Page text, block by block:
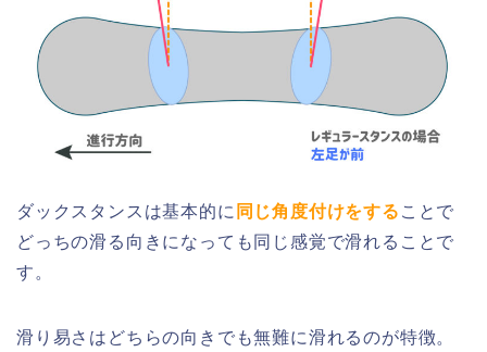
ダックスタンスは基本的に 同じ角度付けをする ことで
どっちの滑る向きになっても同じ感覚で滑れることで
す。
滑り易さはどちらの向きでも無難に滑れるのが特徴。